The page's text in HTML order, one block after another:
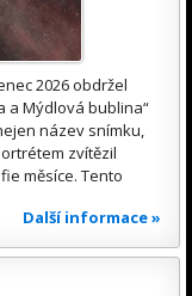
2026 obdržel
a Mýdlová bublina“
název snímku,
zvítězil
měsíce. Tento
Další informace »